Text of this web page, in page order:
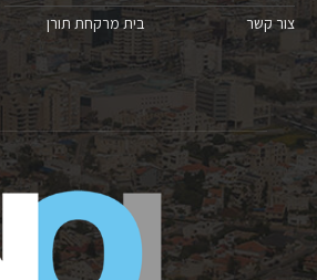
צור קשר
בית מרקחת תורן